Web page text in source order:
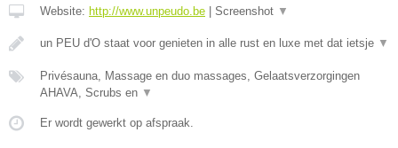
Website: http://www.unpeudo.be Screenshot ▼
un PEU d'O staat voor genieten in alle rust en luxe met dat ietsje ▼
Privésauna, Massage en duo massages, Gelaatsverzorgingen
AHAVA, Scrubs en ▼
Er wordt gewerkt op afspraak.